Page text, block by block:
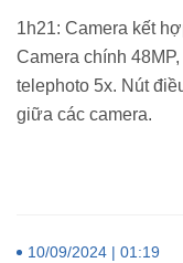
1h21: Camera kết
Camera chính
telephoto 5x. Nút
giữa các camera.
10/09/2024 | 01:19